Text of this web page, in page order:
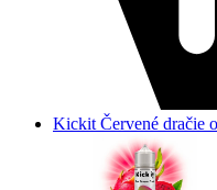
Kickit Červené dračie